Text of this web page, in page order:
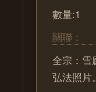
數量:1
關聯：
全宗：雪
弘法照片